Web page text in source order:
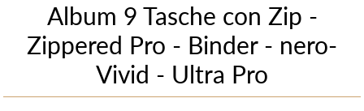
Album 9 Tasche con Zip -
Zippered Pro - Binder - nero-
Vivid - Ultra Pro